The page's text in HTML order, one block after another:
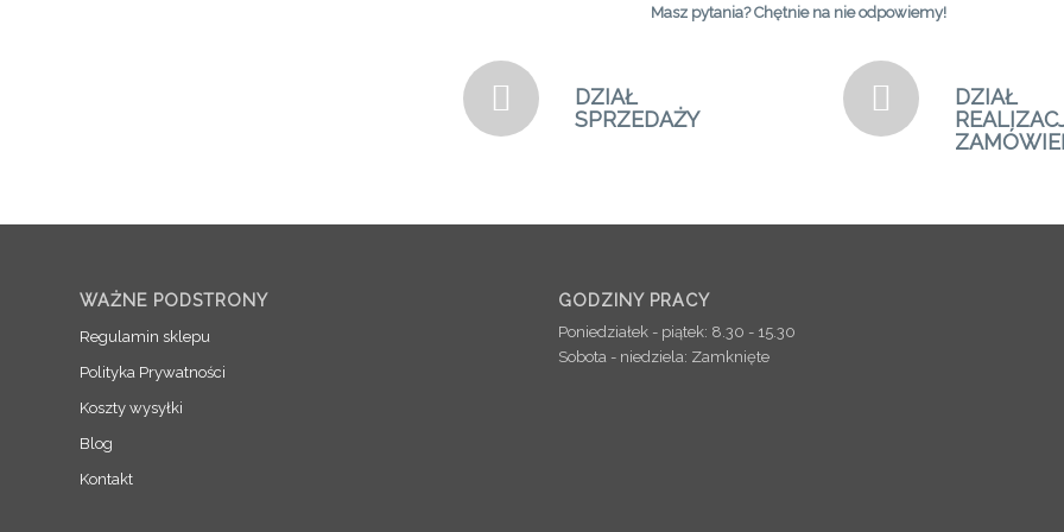
Masz pytania? Chętnie na nie odpowiemy!
DZIAŁ
SPRZEDAŻY
DZIAŁ
WAŻNE PODSTRONY
Regulamin sklepu
Polityka Prywatności
Koszty wysyłki
Blog
Kontakt
GODZINY PRACY
Poniedziałek - piątek: 8.30 - 15.30
Sobota - niedziela: Zamknięte